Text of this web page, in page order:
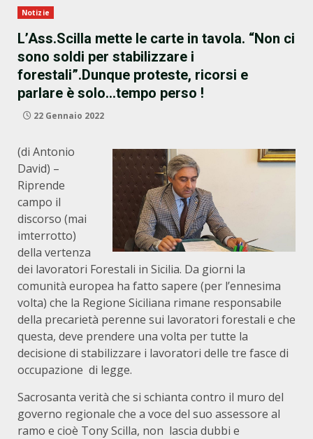
Notizie
L’Ass.Scilla mette le carte in tavola. “Non ci
sono soldi per stabilizzare i
forestali”.Dunque proteste, ricorsi e
parlare è solo…tempo perso !
22 Gennaio 2022
(di Antonio
David) –
Riprende
campo il
discorso (mai
imterrotto)
della vertenza
dei lavoratori Forestali in Sicilia. Da giorni la
comunità europea ha fatto sapere (per l’ennesima
volta) che la Regione Siciliana rimane responsabile
della precarietà perenne sui lavoratori forestali e che
questa, deve prendere una volta per tutte la
decisione di stabilizzare i lavoratori delle tre fasce di
occupazione di legge.
Sacrosanta verità che si schianta contro il muro del
governo regionale che a voce del suo assessore al
ramo e cioè Tony Scilla, non lascia dubbi e